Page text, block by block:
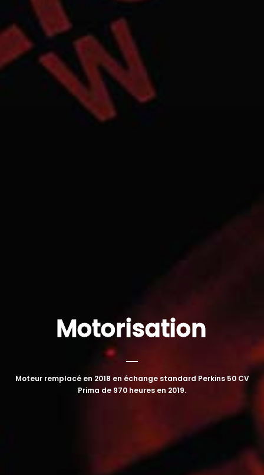
Motorisation
Moteur remplacé en 2018 en échange standard Perkins 50 CV
Prima de 970 heures en 2019.